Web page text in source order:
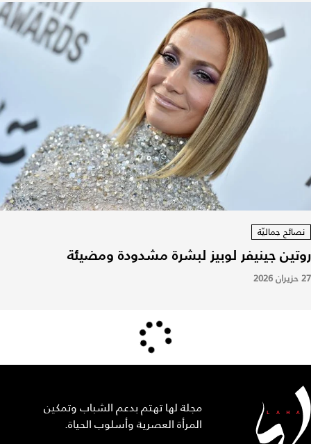
نصائح جماليّة
روتين جينيفر لوبيز لبشرة مشدودة ومضيئة
27 حزيران 2026
مجلة لها تهتم بدعم الشباب وتمكين
المرأة العصرية وأسلوب الحياة.